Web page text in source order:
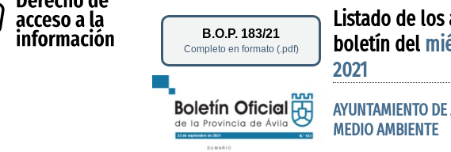
B.O.P. 183/21
Completo en formato (.pdf)
Listado de
boletín del
2021
AYUNTAMIENTO
MEDIO AMBIENTE